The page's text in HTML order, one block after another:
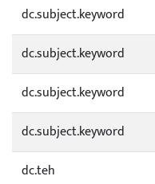
dc.subject.keyword
dc.subject.keyword
dc.subject.keyword
dc.subject.keyword
dc.teh